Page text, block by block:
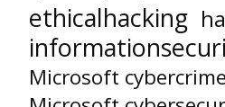
ethicalhacking
Microsoft cybercrime